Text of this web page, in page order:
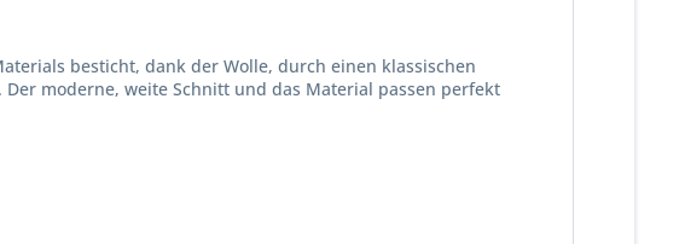
besticht, dank der Wolle, durch einen klassischen
moderne, weite Schnitt und das Material passen perfekt